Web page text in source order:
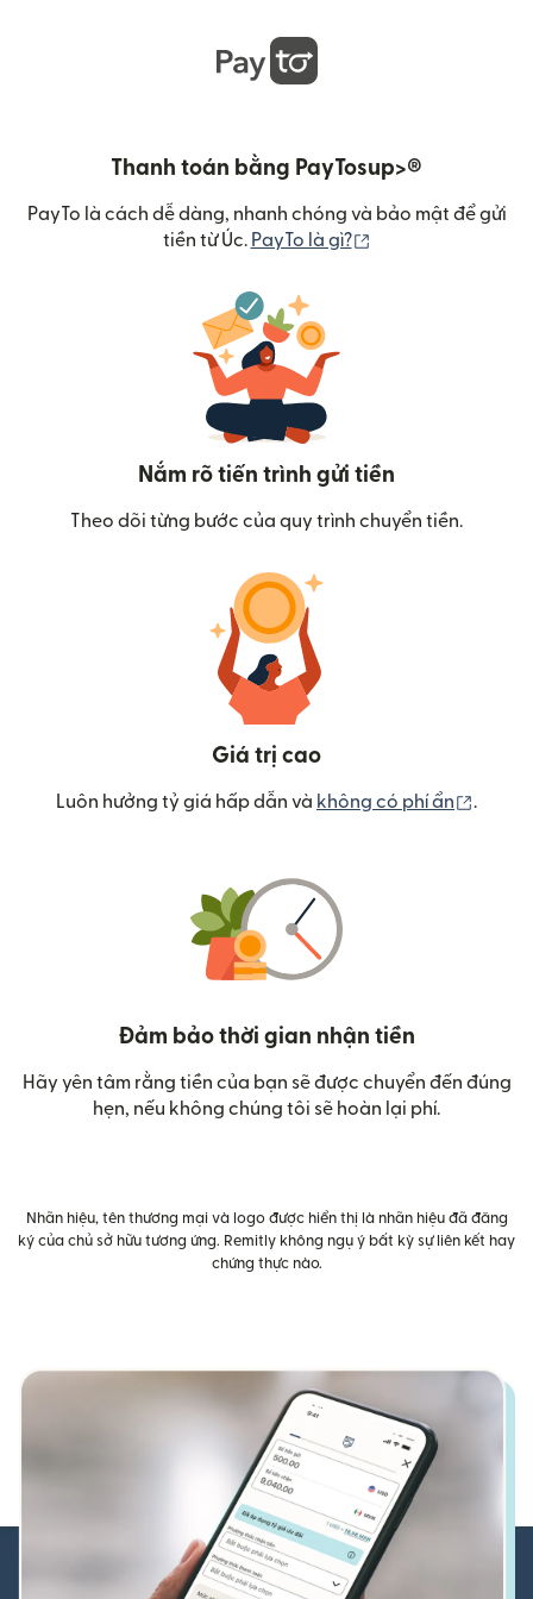
Thanh toán bằng PayTosup>®
PayTo là cách dễ dàng, nhanh chóng và bảo mật để gửi
tiền từ Úc. PayTo là gì?
Nắm rõ tiến trình gửi tiền
Theo dõi từng bước của quy trình chuyển tiền.
Giá trị cao
Luôn hưởng tỷ giá hấp dẫn và không có phí ẩn .
Đảm bảo thời gian nhận tiền
Hãy yên tâm rằng tiền của bạn sẽ được chuyển đến đúng
hẹn, nếu không chúng tôi sẽ hoàn lại phí.
Nhãn hiệu, tên thương mại và logo được hiển thị là nhãn hiệu đã đăng
ký của chủ sở hữu tương ứng. Remitly không ngụ ý bất kỳ sự liên kết hay
chứng thực nào.